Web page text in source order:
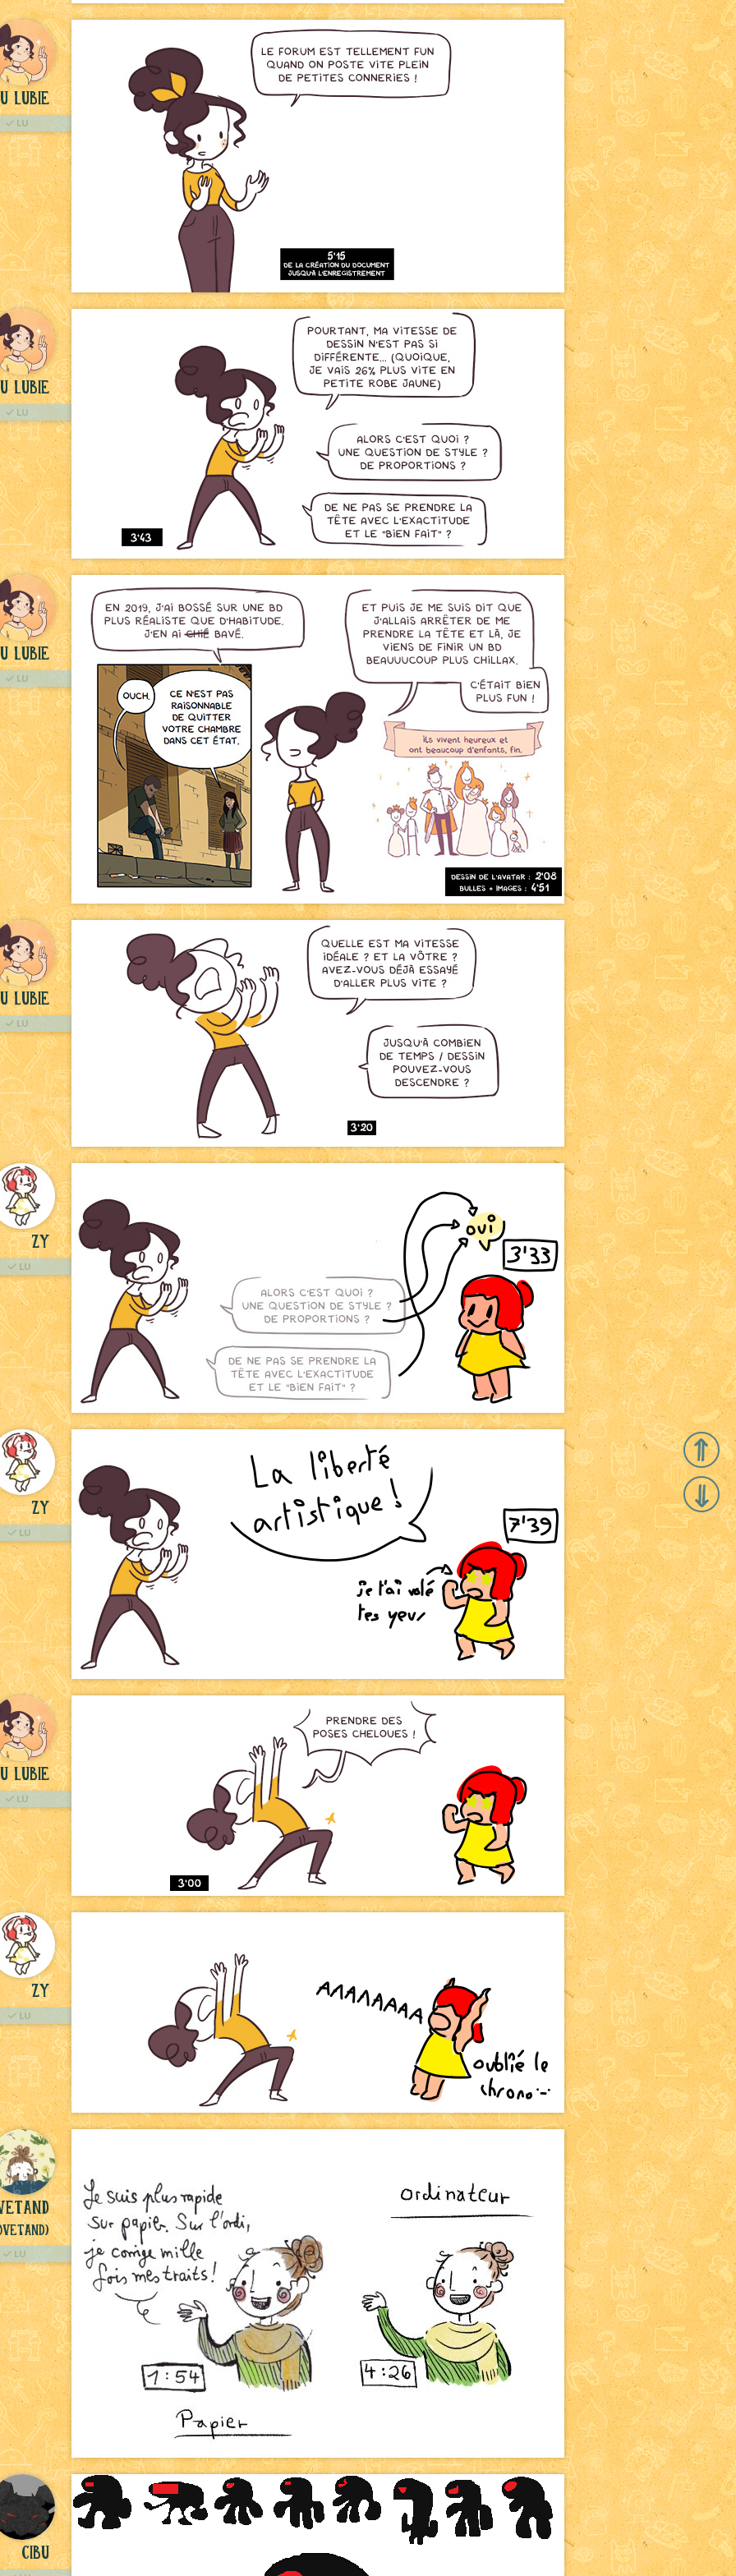
Lubie
LU
Lubie
LU
Lubie
LU
Lubie
LU
Zy
LU
Zy
LU
Lubie
LU
Zy
LU
LU
Cibu